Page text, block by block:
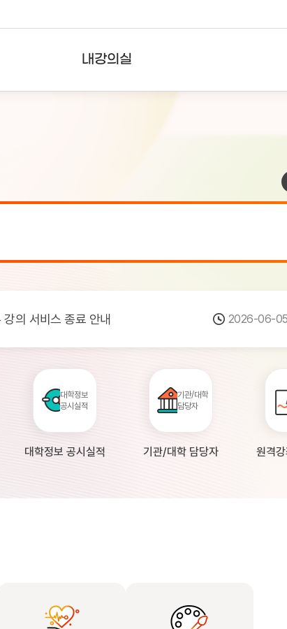
내강의실
안내(7월 24일 19:00 ~ 7월... 2026-07-
의 서비스 종료 안내 2026-06-
원격강좌 현황 조사 안내(자주묻... 2026-04-
대학정보
공시실적
대학정보 공시실적
기관/대학
담당자
기관/대학 담당자 원격